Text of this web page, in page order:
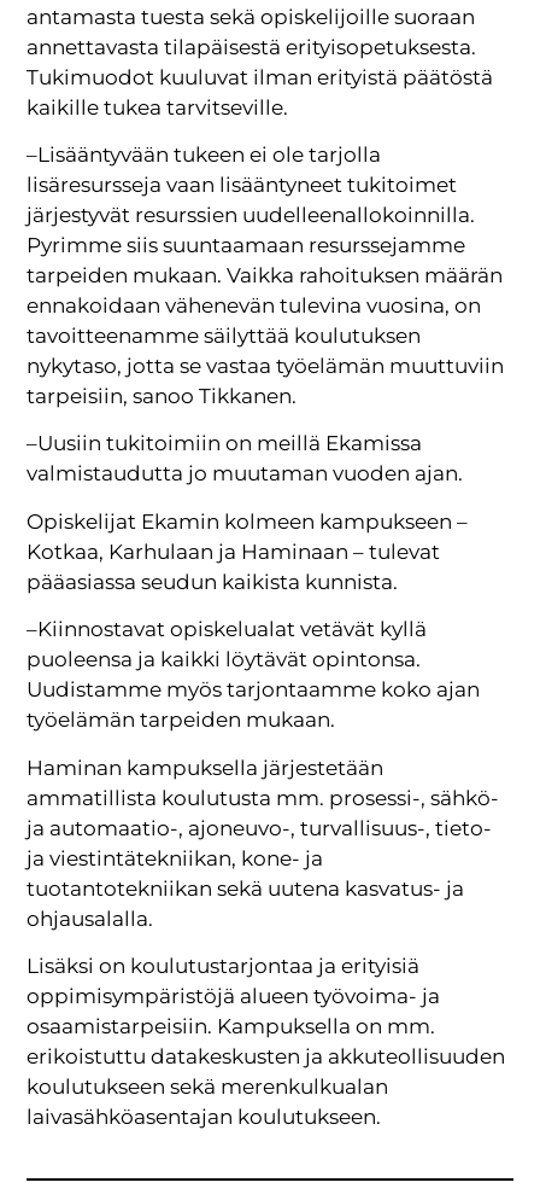
antamasta tuesta sekä opiskelijoille suoraan
annettavasta tilapäisestä erityisopetuksesta.
Tukimuodot kuuluvat ilman erityistä päätöstä
kaikille tukea tarvitseville.
–Lisääntyvään tukeen ei ole tarjolla
lisäresursseja vaan lisääntyneet tukitoimet
järjestyvät resurssien uudelleenallokoinnilla.
Pyrimme siis suuntaamaan resurssejamme
tarpeiden mukaan. Vaikka rahoituksen määrän
ennakoidaan vähenevän tulevina vuosina, on
tavoitteenamme säilyttää koulutuksen
nykytaso, jotta se vastaa työelämän muuttuviin
tarpeisiin, sanoo Tikkanen.
–Uusiin tukitoimiin on meillä Ekamissa
valmistaudutta jo muutaman vuoden ajan.
Opiskelijat Ekamin kolmeen kampukseen –
Kotkaa, Karhulaan ja Haminaan – tulevat
pääasiassa seudun kaikista kunnista.
–Kiinnostavat opiskelualat vetävät kyllä
puoleensa ja kaikki löytävät opintonsa.
Uudistamme myös tarjontaamme koko ajan
työelämän tarpeiden mukaan.
Haminan kampuksella järjestetään
ammatillista koulutusta mm. prosessi-, sähkö-
ja automaatio-, ajoneuvo-, turvallisuus-, tieto-
ja viestintätekniikan, kone- ja
tuotantotekniikan sekä uutena kasvatus- ja
ohjausalalla.
Lisäksi on koulutustarjontaa ja erityisiä
oppimisympäristöjä alueen työvoima- ja
osaamistarpeisiin. Kampuksella on mm.
erikoistuttu datakeskusten ja akkuteollisuuden
koulutukseen sekä merenkulkualan
laivasähköasentajan koulutukseen.